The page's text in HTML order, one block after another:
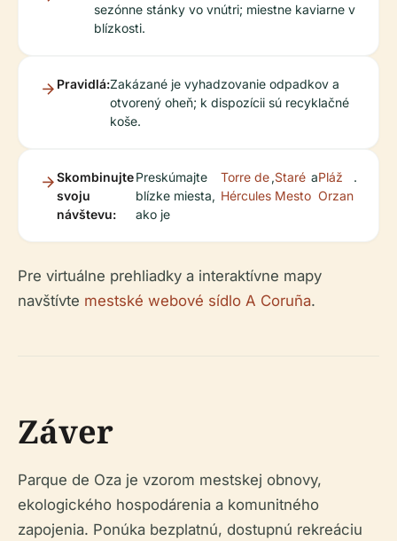
sezónne stánky vo vnútri; miestne kaviarne v
blízkosti.
Pravidlá:Zakázané je vyhadzovanie odpadkov a
otvorený oheň; k dispozícii sú recyklačné
koše.
Skombinujte
svoju
návštevu:
Preskúmajte
blízke miesta,
ako je
Torre de
Hércules
,Staré
Mesto
aPláž
Orzan
.
Pre virtuálne prehliadky a interaktívne mapy
navštívte mestské webové sídlo A Coruña.
Záver
Parque de Oza je vzorom mestskej obnovy,
ekologického hospodárenia a komunitného
zapojenia. Ponúka bezplatnú, dostupnú rekreáciu